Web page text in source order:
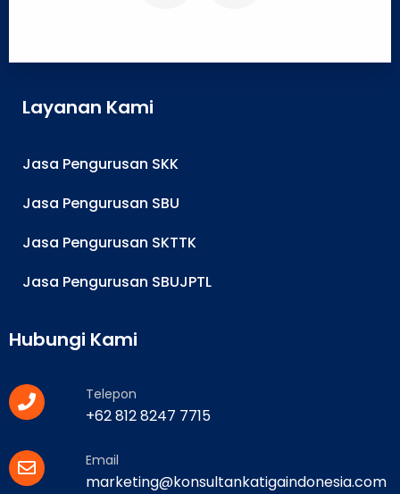
Layanan Kami
Jasa Pengurusan SKK
Jasa Pengurusan SBU
Jasa Pengurusan SKTTK
Jasa Pengurusan SBUJPTL
Hubungi Kami
Telepon
+62 812 8247 7715
Email
marketing@konsultankatigaindonesia.com